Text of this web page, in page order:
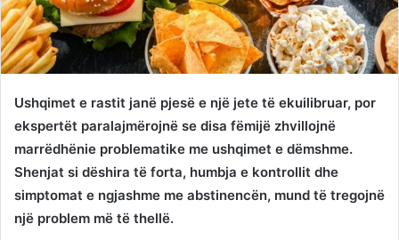
Ushqimet e rastit janë pjesë e një jete të ekuilibruar, por
ekspertët paralajmërojnë se disa fëmijë zhvillojnë
marrëdhënie problematike me ushqimet e dëmshme.
Shenjat si dëshira të forta, humbja e kontrollit dhe
simptomat e ngjashme me abstinencën, mund të tregojnë
një problem më të thellë.